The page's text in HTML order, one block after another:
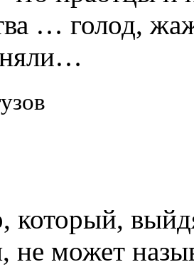
… голод,
который,
не может